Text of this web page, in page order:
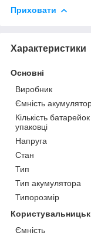
Приховати
Характеристики
Основні
Виробник
Ємність
Кількість
упаковці
Напруга
Стан
Тип
Тип акумулятора
Типорозмір
Ємність